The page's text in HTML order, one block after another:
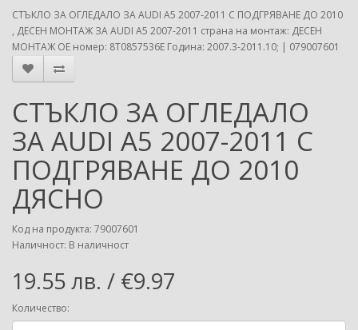
СТЪКЛО ЗА ОГЛЕДАЛО ЗА AUDI A5 2007-2011 С ПОДГРЯВАНЕ ДО 2010
, ДЕСЕН МОНТАЖ ЗА AUDI A5 2007-2011 страна на монтаж: ДЕСЕН
МОНТАЖ ОЕ номер: 8T0857536E Година: 2007.3-2011.10; | 079007601
СТЪКЛО ЗА ОГЛЕДАЛО
ЗА AUDI A5 2007-2011 С
ПОДГРЯВАНЕ ДО 2010
ДЯСНО
Код на продукта: 79007601
Наличност: В наличност
19.55 лв. / €9.97
Количество: